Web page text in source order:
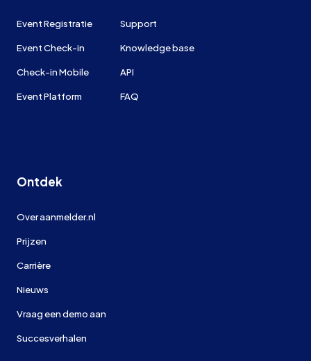
Event Registratie
Event Check-in
Check-in Mobile
Event Platform
Support
Knowledge base
API
FAQ
Ontdek
Over aanmelder.nl
Prijzen
Carrière
Nieuws
Vraag een demo aan
Succesverhalen